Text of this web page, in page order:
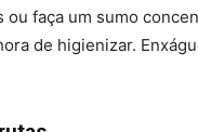
ou faça um sumo
de higienizar.